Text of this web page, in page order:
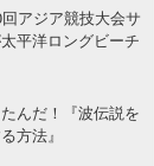
回アジア競技大会サ
平洋ロングビーチ
んだ！『波伝説を
方法』